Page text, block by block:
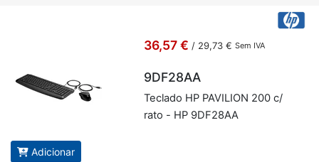
36,57 € / 29,73 € Sem IVA
9DF28AA
Te­clado HP PA­VI­LION 200 c/
rato - HP 9DF28AA
Adicionar